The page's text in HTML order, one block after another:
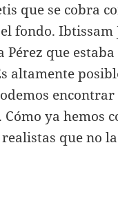
que se cobra
fondo.
Pérez que
altamente
ya hemos
que no